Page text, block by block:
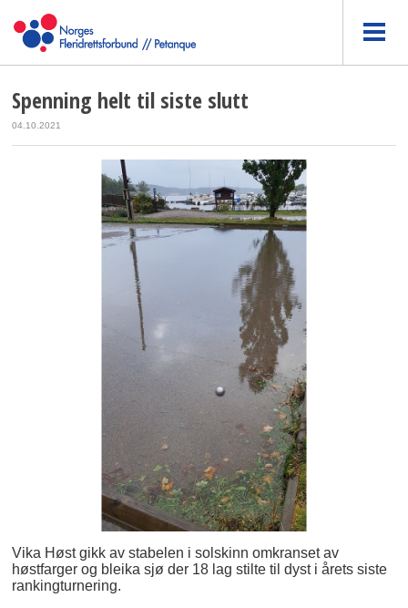
Spenning helt til siste slutt
04.10.2021
Vika Høst gikk av stabelen i solskinn omkranset av
høstfarger og bleika sjø der 18 lag stilte til dyst i årets siste
rankingturnering.